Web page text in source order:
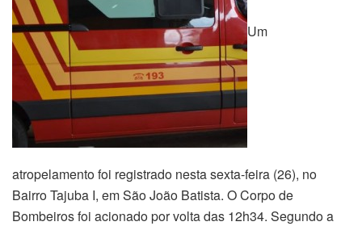
Um
atropelamento foi registrado nesta sexta-feira (26), no
Bairro Tajuba I, em São João Batista. O Corpo de
Bombeiros foi acionado por volta das 12h34. Segundo a